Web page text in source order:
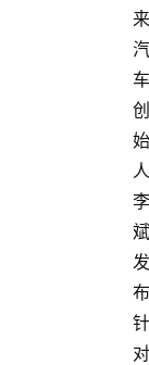
来
汽
车
创
始
人
李
斌
发
布
针
对